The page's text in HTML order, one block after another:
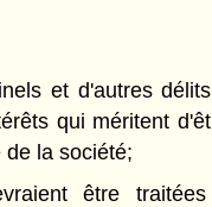
et d'autres
qui méritent
la société;
être